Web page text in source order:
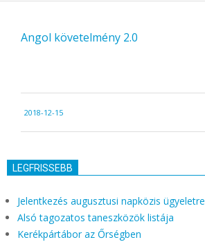
Angol követelmény 2.0
12-
15
2018-12-15
LEGFRISSEBB
Jelentkezés augusztusi napközis ügyeletre
Alsó tagozatos taneszközök listája
Kerékpártábor az Őrségben